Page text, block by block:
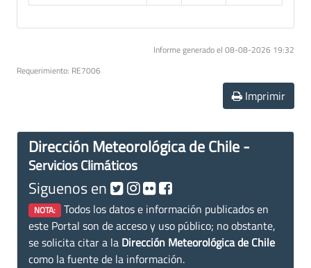
Informe generado el 08-08-2026 19:32
Requerimiento: RE7006
Imprimir
Dirección Meteorológica de Chile -
Servicios Climáticos
Siguenos en
NOTA: Todos los datos e información publicados en
este Portal son de acceso y uso público; no obstante,
se solicita citar a la Dirección Meteorológica de Chile
como la fuente de la información.